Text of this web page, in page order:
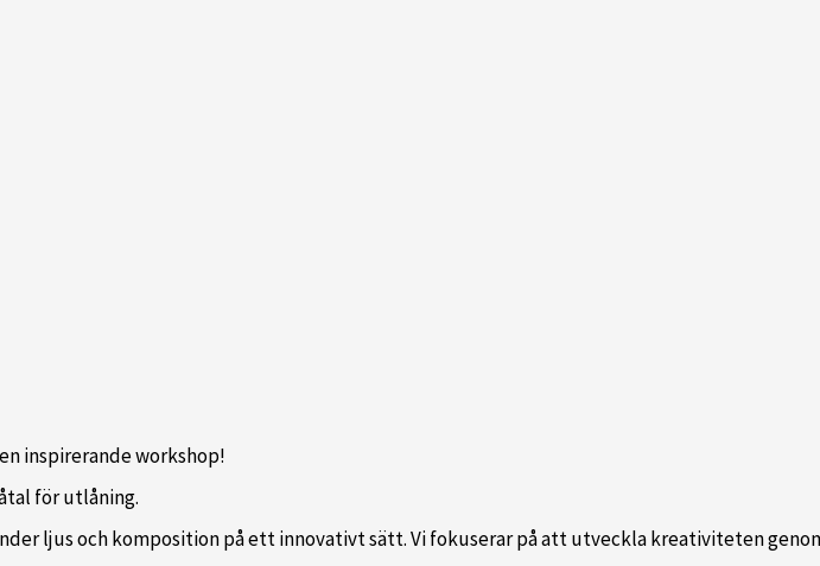
inspirerande workshop!
för utlåning.
ljus och komposition på ett innovativt sätt. Vi fokuserar på att utveckla kreativiteten